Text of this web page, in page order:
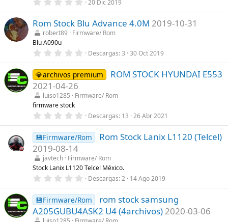
l
l
a
(
0
0
e
s
r
l
l
a
s
)
20 Dic 2019
Rom Stock Blu Advance 4.0M 2019-10-31
robert89
Firmware/ Rom
Blu A090u
0
0
0
e
t
l
a
(
s
Descargas 3 30 Oct 2019
💎archivos premium
ROM STOCK HYUNDAI E553
2021-04-26
luiso1285
Firmware/ Rom
firmware stock
0
0
0
e
t
r
e
l
a
(
s
)
Descargas 13 26 Abr 2021
💾Firmware/Rom
Rom Stock Lanix L1120 (Telcel)
2019-08-14
javtech Firmware/ Rom
Stock Lanix L1120 Telcel México.
0
0
0
e
s
Descargas 2 14 Ago 2019
💾Firmware/Rom
rom stock samsung
A205GUBU4ASK2 U4 (4archivos) 2020-03-06